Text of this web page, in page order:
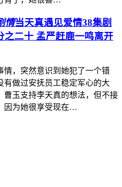
情当天真遇见爱情38集剧
之二十 孟严赶鹿一鸣离开
情，突然意识到她犯了一个错
做过安抚员工稳定军心的大
曹玉支持李天真的想法，但不接
因为她很享受现在…